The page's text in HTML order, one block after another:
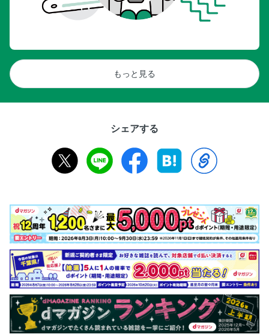
もっと見る
シェアする